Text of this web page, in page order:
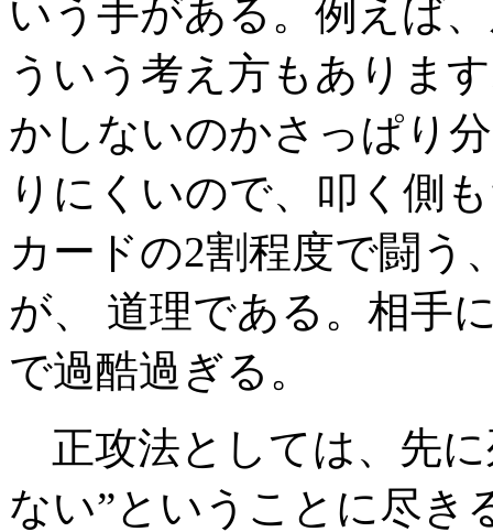
いう手がある。例えば
ういう考え方もありま
かしないのかさっぱり
りにくいので、叩く側
カードの2割程度で闘う
が、 道理である。相手
で過酷過ぎる。
正攻法としては、先
ない”ということに尽き